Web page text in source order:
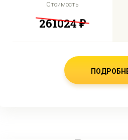
Стоимость
261024 ₽